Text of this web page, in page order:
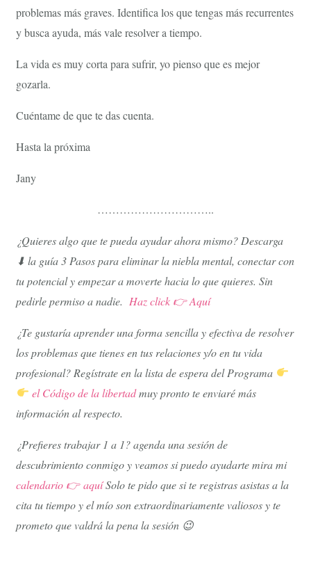
problemas más graves. Identifica los que tengas más recurrentes
y busca ayuda, más vale resolver a tiempo.
La vida es muy corta para sufrir, yo pienso que es mejor
gozarla.
Cuéntame de que te das cuenta.
Hasta la próxima
Jany
…………………………..
¿Quieres algo que te pueda ayudar ahora mismo? Descarga
⬇ la guía 3 Pasos para eliminar la niebla mental, conectar con
tu potencial y empezar a moverte hacia lo que quieres. Sin
pedirle permiso a nadie. Haz click 👉 Aquí
¿Te gustaría aprender una forma sencilla y efectiva de resolver
los problemas que tienes en tus relaciones y/o en tu vida
profesional? Regístrate en la lista de espera del Programa
el Código de la libertadmuy pronto te enviaré más
información al respecto.
¿Prefieres trabajar 1 a 1? agenda una sesión de
descubrimiento conmigo y veamos si puedo ayudarte mira mi
calendario 👉aquíSolo te pido que si te registras asistas a la
cita tu tiempo y el mío son extraordinariamente valiosos y te
prometo que valdrá la pena la sesión 😉